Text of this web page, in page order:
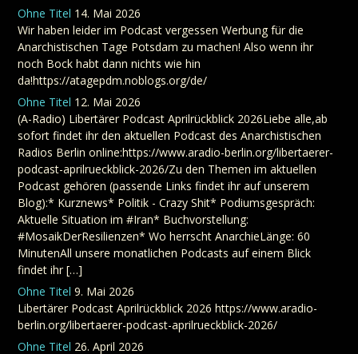
Ohne Titel 14. Mai 2026
Wir haben leider im Podcast vergessen Werbung für die
Anarchistischen Tage Potsdam zu machen! Also wenn ihr
noch Bock habt dann nichts wie hin
da!https://atagepdm.noblogs.org/de/
Ohne Titel 12. Mai 2026
(A-Radio) Libertärer Podcast Aprilrückblick 2026Liebe alle,ab
sofort findet ihr den aktuellen Podcast des Anarchistischen
Radios Berlin online:https://www.aradio-berlin.org/libertaerer-
podcast-aprilrueckblick-2026/Zu den Themen im aktuellen
Podcast gehören (passende Links findet ihr auf unserem
Blog):* Kurznews* Politik - Crazy Shit* Podiumsgespräch:
Aktuelle Situation im #Iran* Buchvorstellung:
#MosaikDerResilienzen* Wo herrscht AnarchieLänge: 60
MinutenAll unsere monatlichen Podcasts auf einem Blick
findet ihr […]
Ohne Titel 9. Mai 2026
Libertärer Podcast Aprilrückblick 2026 https://www.aradio-
berlin.org/libertaerer-podcast-aprilrueckblick-2026/
Ohne Titel 26. April 2026